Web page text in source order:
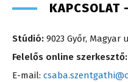
KAPCSOLAT
Stúdió: 9023 Győr, Magyar
Felelős online szerkesztő:
E-mail: